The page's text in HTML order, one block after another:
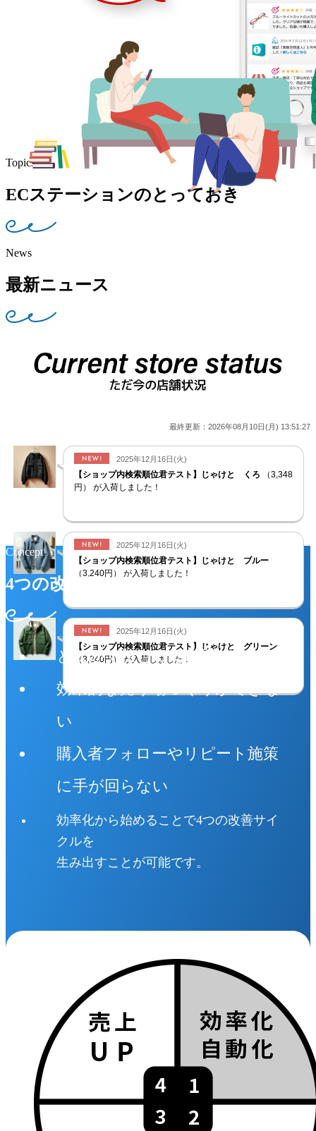
Topics
ECステーションのとっておき
News
最新ニュース
Concept
4つの改善サイクル
とにかく忙しくて時間がない
効果的な売り場づくりができな
い
購入者フォローやリピート施策
に手が回らない
効率化から始めることで4つの改善サイ
クルを
生み出すことが可能です。